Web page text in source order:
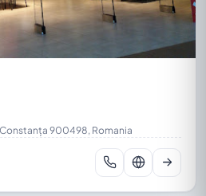
900498, Romania